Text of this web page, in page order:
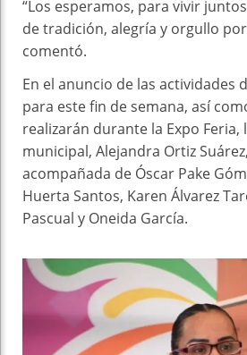
“Los esperamos, para vivir
de tradición, alegría y orgullo
comentó.
En el anuncio de las actividades
para este fin de semana, así
realizarán durante la Expo Feria,
municipal, Alejandra Ortiz
acompañada de Óscar Pake
Huerta Santos, Karen Álvarez
Pascual y Oneida García.